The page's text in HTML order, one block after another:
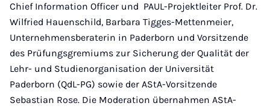
Chief Information Officer und PAUL-Projektleiter Prof. Dr.
Wilfried Hauenschild, Barbara Tigges-Mettenmeier,
Unternehmensberaterin in Paderborn und Vorsitzende
des Prüfungsgremiums zur Sicherung der Qualität der
Lehr- und Studienorganisation der Universität
Paderborn (QdL-PG) sowie der AStA-Vorsitzende
Sebastian Rose. Die Moderation übernahmen AStA-